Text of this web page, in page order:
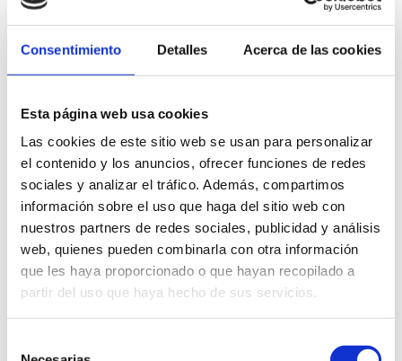
Consentimiento Detalles Acerca de las cookies
Esta página web usa cookies
Las cookies de este sitio web se usan para personalizar
el contenido y los anuncios, ofrecer funciones de redes
sociales y analizar el tráfico. Además, compartimos
información sobre el uso que haga del sitio web con
nuestros partners de redes sociales, publicidad y análisis
web, quienes pueden combinarla con otra información
que les haya proporcionado o que hayan recopilado a
partir del uso que haya hecho de sus servicios.
413,00